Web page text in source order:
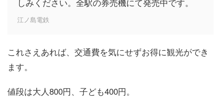
江ノ島電鉄
これさえあれば、交通費を気にせずお得に観光ができ
ます。
値段は大人800円、子ども400円。